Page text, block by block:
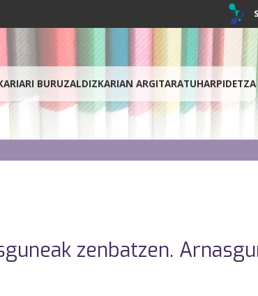
BURUZALDIZKARIAN ARGITARATUHARPIDETZA
zenbatzen.